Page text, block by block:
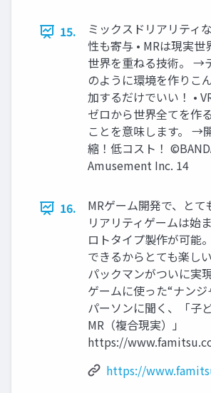
15.
ミックスドリアリティ
性も寄与 • MRは現実世
世界を重ねる技術。 →
のように環境を作りこ
加するだけでいい！ •
ゼロから世界全てを作
ことを意味します。 →
縮！低コスト！
Amusement Inc. 14
16.
MRゲーム開発で、と
リアリティゲームは始
ロトタイプ製作が可能
できるからとても楽し
パックマンがついに実
ゲームに使った“ナン
パーソンに聞く、「子
MR（複合現実）」
https://
https://